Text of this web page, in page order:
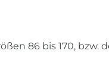
86 bis 170, bzw.